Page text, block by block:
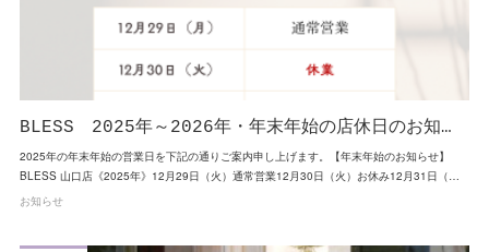
BLESS 2025年～2026年・年末年始の店休日のお知…
2025年の年末年始の営業日を下記の通りご案内申し上げます。【年末年始のお知らせ】
BLESS 山口店《2025年》12月29日（火）通常営業12月30日（火）お休み12月31日（…
お知らせ